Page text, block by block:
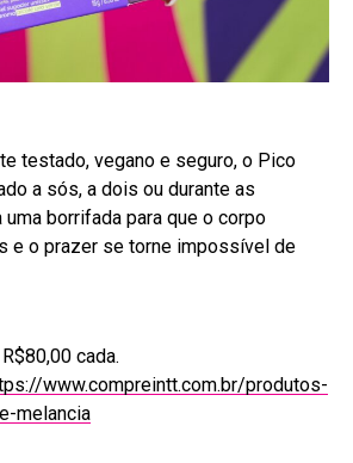
testado, vegano e seguro, o Pico
a sós, a dois ou durante as
borrifada para que o corpo
e o prazer se torne impossível de
cada.
www.compreintt.com.br/produtos-
melancia